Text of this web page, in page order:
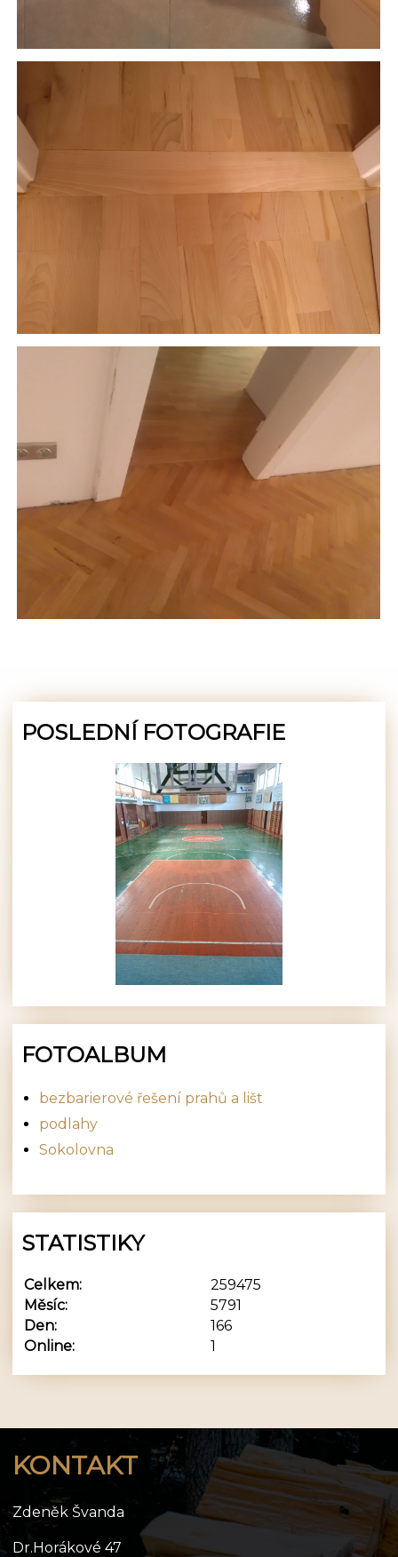
POSLEDNÍ FOTOGRAFIE
FOTOALBUM
bezbarierové řešení prahů a lišt
podlahy
Sokolovna
STATISTIKY
Online: 1
Celkem:
259475
Měsíc:
5791
Den:
166
KONTAKT
Zdeněk Švanda
Dr.Horákové 47